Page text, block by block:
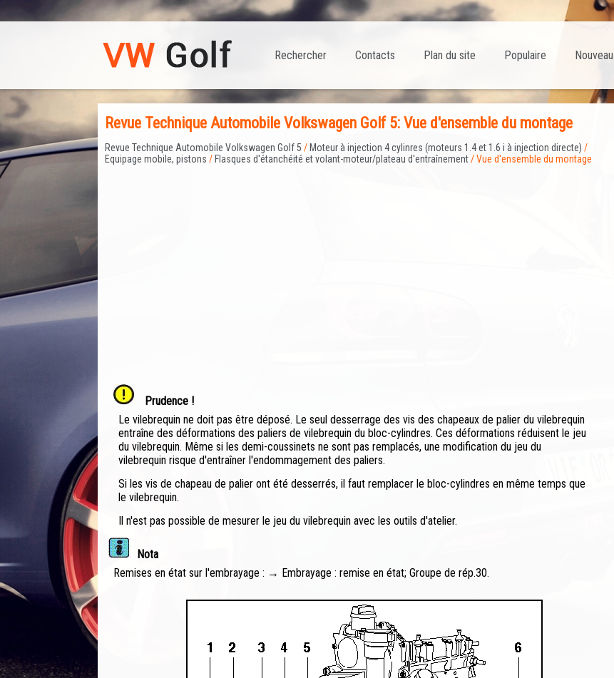
Nouveau
Populaire
Plan du site
Contacts
Rechercher
Revue Technique Automobile Volkswagen Golf 5: Vue d'ensemble du montage
Revue Technique Automobile Volkswagen Golf 5 / Moteur à injection 4 cylinres (moteurs 1.4 et 1.6 i à injection directe) /
Equipage mobile, pistons / Flasques d'étanchéité et volant-moteur/plateau d'entraînement/ Vue d'ensemble du montage
Prudence !
Le vilebrequin ne doit pas être déposé. Le seul desserrage des vis des chapeaux de palier du vilebrequin
entraîne des déformations des paliers de vilebrequin du bloc-cylindres. Ces déformations réduisent le jeu
du vilebrequin. Même si les demi-coussinets ne sont pas remplacés, une modification du jeu du
vilebrequin risque d'entraîner l'endommagement des paliers.
Si les vis de chapeau de palier ont été desserrés, il faut remplacer le bloc-cylindres en même temps que
le vilebrequin.
Il n'est pas possible de mesurer le jeu du vilebrequin avec les outils d'atelier.
Nota
Remises en état sur l'embrayage : → Embrayage : remise en état; Groupe de rép.30.